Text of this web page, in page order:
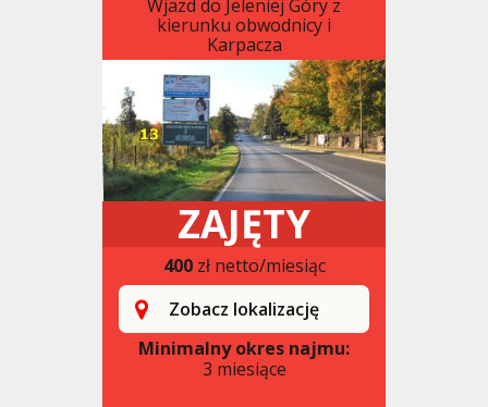
Wjazd do Jeleniej Góry z
kierunku obwodnicy i
Karpacza
ZAJĘTY
400zł netto/miesiąc
Zobacz lokalizację
Minimalny okres najmu:
3 miesiące